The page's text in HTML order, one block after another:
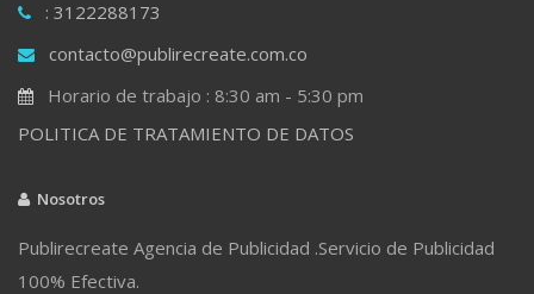
: 3122288173
contacto@publirecreate.com.co
Horario de trabajo : 8:30 am - 5:30 pm
POLITICA DE TRATAMIENTO DE DATOS
Nosotros
Publirecreate Agencia de Publicidad .Servicio de Publicidad
100% Efectiva.